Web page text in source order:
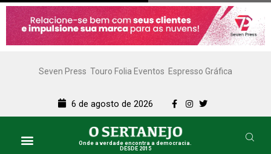
Seven Press Touro Folia Eventos Espresso Gráfica
6 de agosto de 2026
Onde a verdade encontra a democracia.
DESDE 2015